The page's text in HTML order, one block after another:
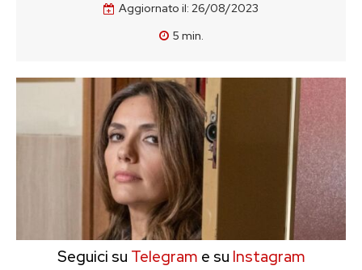
Aggiornato il: 26/08/2023
5 min.
Seguici su Telegram e su Instagram